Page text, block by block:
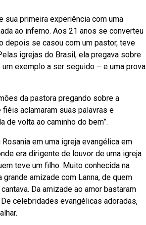
sua primeira experiência com uma
ao inferno. Aos 21 anos se converteu
depois se casou com um pastor, teve
igrejas do Brasil, ela pregava sobre
exemplo a ser seguido – e uma prova
da pastora pregando sobre a
aclamaram suas palavras e
de volta ao caminho do bem”.
em uma igreja evangélica em
era dirigente de louvor de uma igreja
teve um filho. Muito conhecida na
amizade com Lanna, de quem
Da amizade ao amor bastaram
celebridades evangélicas adoradas,